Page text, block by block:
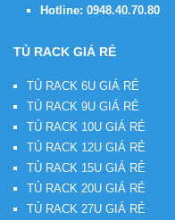
Hotline: 0948.40.70.80
TỦ RACK GIÁ RẺ
TỦ RACK 6U GIÁ RẺ
TỦ RACK 9U GIÁ RẺ
TỦ RACK 10U GIÁ RẺ
TỦ RACK 12U GIÁ RẺ
TỦ RACK 15U GIÁ RẺ
TỦ RACK 20U GIÁ RẺ
TỦ RACK 27U GIÁ RẺ